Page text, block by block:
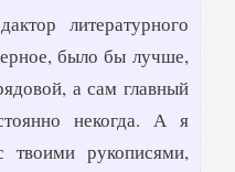
литературного
было бы лучше,
а сам главный
некогда. А я
рукописями,